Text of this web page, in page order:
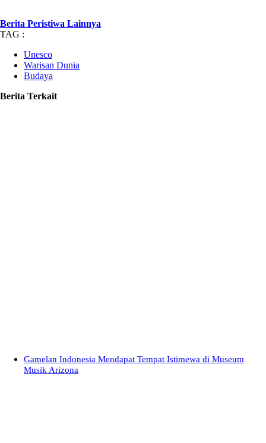
Berita Peristiwa Lainnya
TAG :
Unesco
Warisan Dunia
Budaya
Berita Terkait
Gamelan Indonesia Mendapat Tempat Istimewa di Museum
Musik Arizona